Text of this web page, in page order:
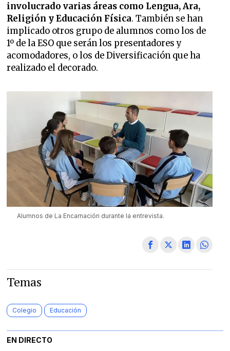
involucrado varias áreas como Lengua, Ara,
Religión y Educación Física. También se han
implicado otros grupo de alumnos como los de
1º de la ESO que serán los presentadores y
acomodadores, o los de Diversificación que ha
realizado el decorado.
Alumnos de La Encarnación durante la entrevista.
Temas
Colegio Educación
EN DIRECTO